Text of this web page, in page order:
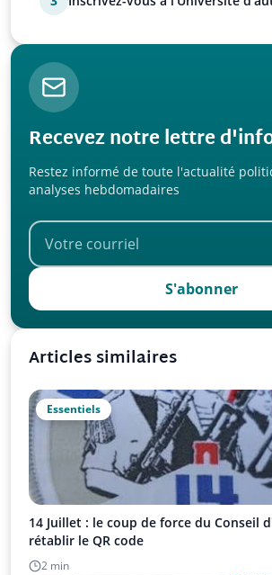
Recevez notre lettre
Restez informé de toute l'actualité
analyses hebdomadaires
S'abonner
Articles similaires
Essentiels
14 Juillet : le coup de force du Conseil
rétablir le QR code
2 min